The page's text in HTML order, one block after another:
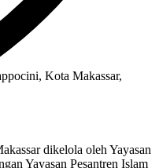
Kota Makassar,
dikelola oleh Yayasan
Yayasan Pesantren Islam